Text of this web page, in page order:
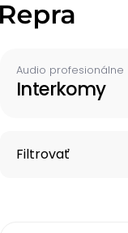
Audio profesionálne
Interkomy
Filtrovať